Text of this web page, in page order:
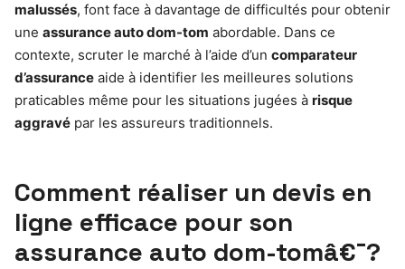
malussés, font face à davantage de difficultés pour obtenir
une assurance auto dom-tom abordable. Dans ce
contexte, scruter le marché à l’aide d’un comparateur
d’assurance aide à identifier les meilleures solutions
praticables même pour les situations jugées à risque
aggravé par les assureurs traditionnels.
Comment réaliser un devis en
ligne efficace pour son
assurance auto dom-tomâ€¯?